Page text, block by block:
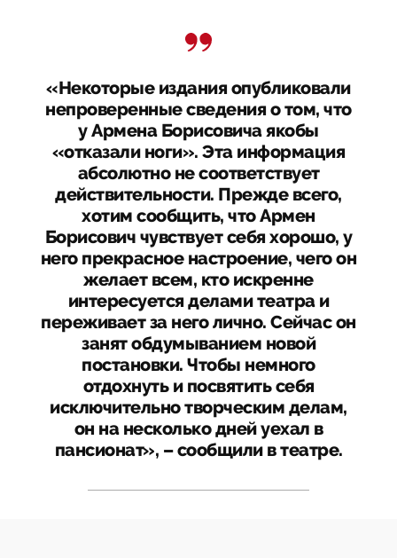
«Некоторые издания опубликовали
непроверенные сведения о том, что
у Армена Борисовича якобы
«отказали ноги». Эта информация
абсолютно не соответствует
действительности. Прежде всего,
хотим сообщить, что Армен
Борисович чувствует себя хорошо, у
него прекрасное настроение, чего он
желает всем, кто искренне
интересуется делами театра и
переживает за него лично. Сейчас он
занят обдумыванием новой
постановки. Чтобы немного
отдохнуть и посвятить себя
исключительно творческим делам,
он на несколько дней уехал в
пансионат», – сообщили в театре.